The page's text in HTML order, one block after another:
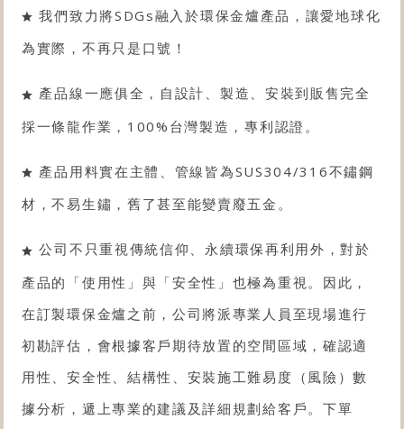
我們致力將SDGs融入於環保金爐產品，讓愛地球化
為實際，不再只是口號！
產品線一應俱全，自設計、製造、安裝到販售完全
採一條龍作業，100%台灣製造，專利認證。
產品用料實在主體、管線皆為SUS304/316不鏽鋼
材，不易生鏽，舊了甚至能變賣廢五金。
公司不只重視傳統信仰、永續環保再利用外，對於
產品的「使用性」與「安全性」也極為重視。因此，
在訂製環保金爐之前，公司將派專業人員至現場進行
初勘評估，會根據客戶期待放置的空間區域，確認適
用性、安全性、結構性、安裝施工難易度（風險）數
據分析，遞上專業的建議及詳細規劃給客戶。下單